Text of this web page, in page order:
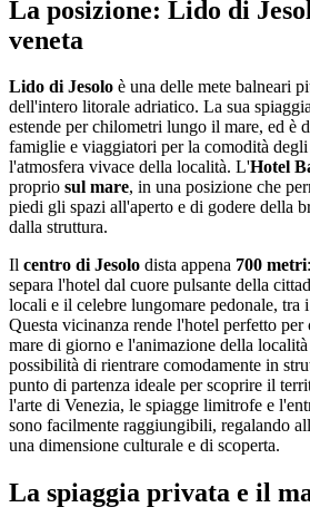
La posizione: Lido di
veneta
Lido di Jesolo è una delle mete balneari
dell'intero litorale adriatico. La sua
estende per chilometri lungo il mare, ed è
famiglie e viaggiatori per la comodità
l'atmosfera vivace della località. L'Hotel
proprio sul mare, in una posizione che
piedi gli spazi all'aperto e di godere della
dalla struttura.
Il centro di Jesolo dista appena 700 metri
separa l'hotel dal cuore pulsante della
locali e il celebre lungomare pedonale, tra
Questa vicinanza rende l'hotel perfetto
mare di giorno e l'animazione della
possibilità di rientrare comodamente in
punto di partenza ideale per scoprire il
l'arte di Venezia, le spiagge limitrofe e
sono facilmente raggiungibili, regalando
una dimensione culturale e di scoperta.
La spiaggia privata e il